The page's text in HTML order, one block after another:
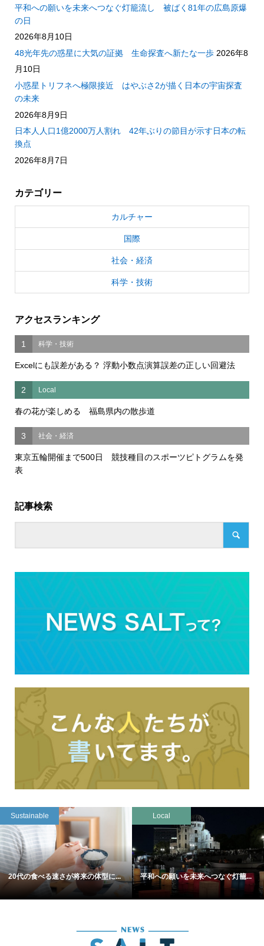
平和への願いを未来へつなぐ灯籠流し 被ばく81年の広島原爆
の日
2026年8月10日
48光年先の惑星に大気の証拠 生命探査へ新たな一歩 2026年8
月10日
小惑星トリフネへ極限接近 はやぶさ2が描く日本の宇宙探査
の未来
2026年8月9日
日本人人口1億2000万人割れ 42年ぶりの節目が示す日本の転
換点
2026年8月7日
カテゴリー
カルチャー
国際
社会・経済
科学・技術
アクセスランキング
1 科学・技術
Excelにも誤差がある？ 浮動小数点演算誤差の正しい回避法
2 Local
春の花が楽しめる 福島県内の散歩道
3 社会・経済
東京五輪開催まで500日 競技種目のスポーツピトグラムを発
表
記事検索
Sustainable
20代の食べる速さが将来の体型に...
Local
平和への願いを未来へつなぐ灯籠...